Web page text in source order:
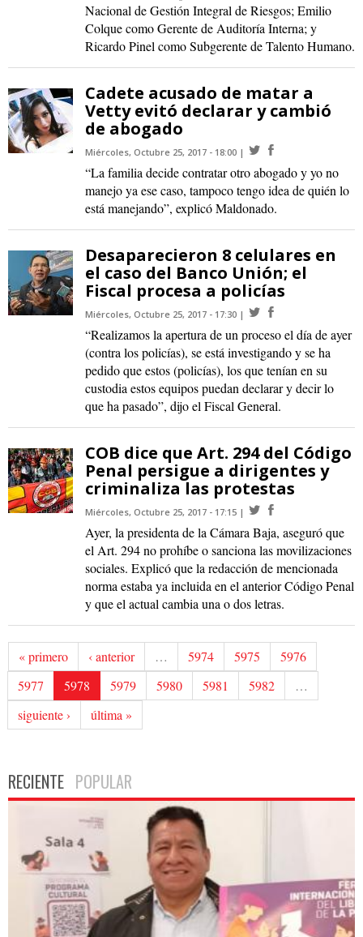
Nacional de Gestión Integral de Riesgos; Emilio
Colque como Gerente de Auditoría Interna; y
Ricardo Pinel como Subgerente de Talento Humano.
Cadete acusado de matar a
Vetty evitó declarar y cambió
de abogado
Miércoles, Octubre 25, 2017 - 18:00
“La familia decide contratar otro abogado y yo no
manejo ya ese caso, tampoco tengo idea de quién lo
está manejando”, explicó Maldonado.
Desaparecieron 8 celulares en
el caso del Banco Unión; el
Fiscal procesa a policías
Miércoles, Octubre 25, 2017 - 17:30
“Realizamos la apertura de un proceso el día de ayer
(contra los policías), se está investigando y se ha
pedido que estos (policías), los que tenían en su
custodia estos equipos puedan declarar y decir lo
que ha pasado”, dijo el Fiscal General.
COB dice que Art. 294 del Código
Penal persigue a dirigentes y
criminaliza las protestas
Miércoles, Octubre 25, 2017 - 17:15
Ayer, la presidenta de la Cámara Baja, aseguró que
el Art. 294 no prohíbe o sanciona las movilizaciones
sociales. Explicó que la redacción de mencionada
norma estaba ya incluida en el anterior Código Penal
y que el actual cambia una o dos letras.
« primero ‹ anterior … 5974 5975
5976
5977
5978 5979 5980 5981 5982
…
siguiente ›
última »
RECIENTE POPULAR